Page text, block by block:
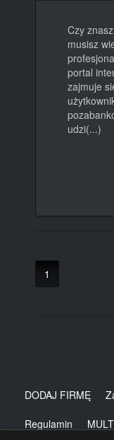
Czy
musisz
portal
zajmuje
udzi(...)
1
DODAJ FIRMĘ
Regulamin